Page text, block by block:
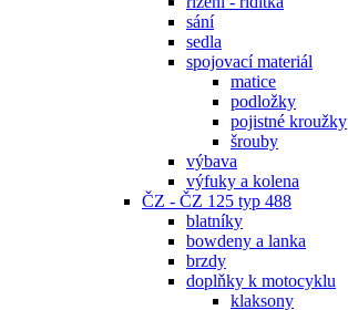
sání
sedla
spojovací materiál
matice
podložky
pojistné kroužky
šrouby
výbava
výfuky a kolena
ČZ - ČZ 125 typ 488
blatníky
bowdeny a lanka
brzdy
doplňky k motocyklu
klaksony